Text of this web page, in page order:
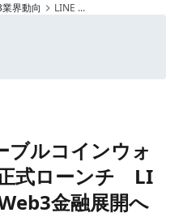
界動向 LINE ...
ブルコインウォ
式ローンチ LI
金融展開へ